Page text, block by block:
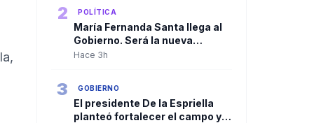
2 POLÍTICA
María Fernanda Santa llega al
Gobierno. Será la nueva
viceministra de
Hace 3h
3 GOBIERNO
El presidente De la Espriella
planteó fortalecer el campo y